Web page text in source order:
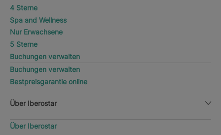
4 Sterne
Spa and Wellness
Nur Erwachsene
5 Sterne
Buchungen verwalten
Buchungen verwalten
Bestpreisgarantie online
Über Iberostar
Über Iberostar